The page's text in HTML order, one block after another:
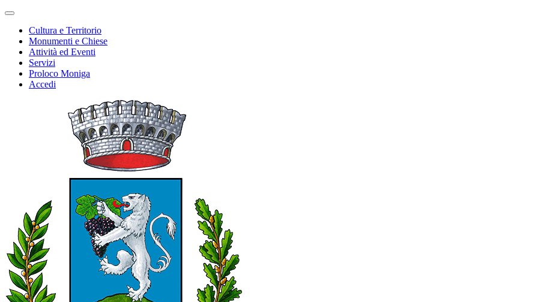
Cultura e Territorio
Monumenti e Chiese
Attività ed Eventi
Servizi
Proloco Moniga
Accedi